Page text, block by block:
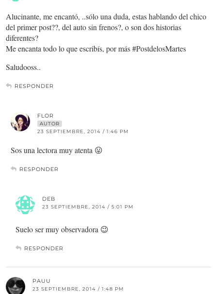
Alucinante, me encantó, ..sólo una duda, estas hablando del chico
del primer post??, del auto sin frenos?, o son dos historias
diferentes?
Me encanta todo lo que escribís, por más #PostdelosMartes
Saludooss..
RESPONDER
FLOR
AUTOR
23 SEPTIEMBRE, 2014 / 1:46 PM
Sos una lectora muy atenta 😛
RESPONDER
DEB
23 SEPTIEMBRE, 2014 / 5:01 PM
Suelo ser muy observadora 😉
RESPONDER
PAUU
23 SEPTIEMBRE, 2014 / 1:48 PM